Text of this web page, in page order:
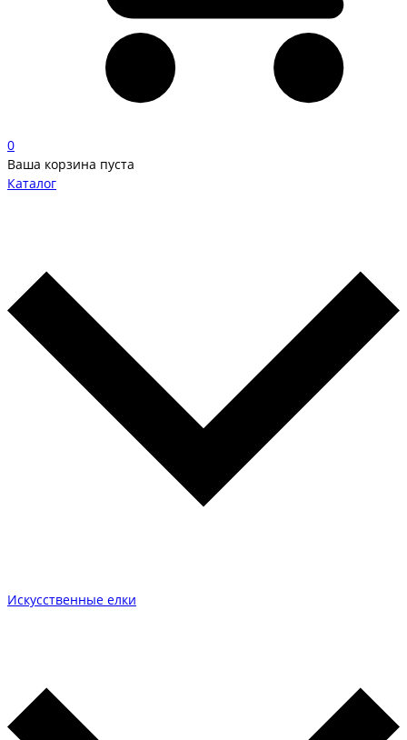
0
Ваша корзина пуста
Каталог
Искусственные елки